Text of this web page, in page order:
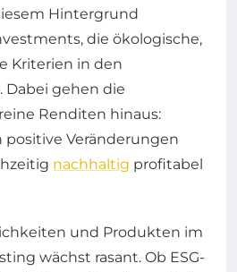
Hintergrund
die ökologische,
Kriterien in den
gehen die
Renditen hinaus:
Veränderungen
nachhaltig profitabel
und Produkten im
wächst rasant. Ob ESG-